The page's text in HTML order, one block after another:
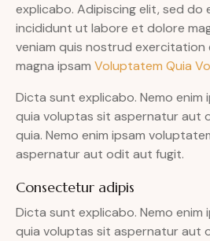
explicabo. Adipiscing elit, sed do
incididunt ut labore et dolore
veniam quis nostrud exercitation
magna ipsam Voluptatem Quia
Dicta sunt explicabo. Nemo enim
quia voluptas sit aspernatur aut
quia. Nemo enim ipsam
aspernatur aut odit aut fugit.
Consectetur adipis
Dicta sunt explicabo. Nemo enim
quia voluptas sit aspernatur aut